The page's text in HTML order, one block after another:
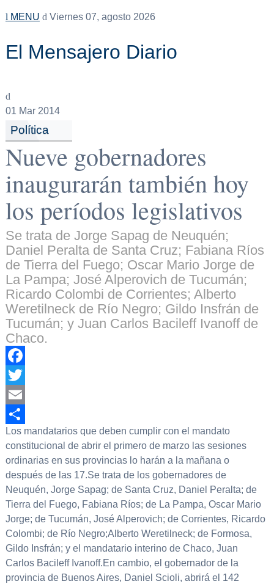
MENU Viernes 07, agosto 2026
El Mensajero Diario
01 Mar 2014
Política
Nueve gobernadores
inaugurarán también hoy
los períodos legislativos
Se trata de Jorge Sapag de Neuquén;
Daniel Peralta de Santa Cruz; Fabiana Ríos
de Tierra del Fuego; Oscar Mario Jorge de
La Pampa; José Alperovich de Tucumán;
Ricardo Colombi de Corrientes; Alberto
Weretilneck de Río Negro; Gildo Insfrán de
Tucumán; y Juan Carlos Bacileff Ivanoff de
Chaco.
Facebook
Twitter
Email
Compartir
Los mandatarios que deben cumplir con el mandato
constitucional de abrir el primero de marzo las sesiones
ordinarias en sus provincias lo harán a la mañana o
después de las 17.Se trata de los gobernadores de
Neuquén, Jorge Sapag; de Santa Cruz, Daniel Peralta; de
Tierra del Fuego, Fabiana Ríos; de La Pampa, Oscar Mario
Jorge; de Tucumán, José Alperovich; de Corrientes, Ricardo
Colombi; de Río Negro;Alberto Weretilneck; de Formosa,
Gildo Insfrán; y el mandatario interino de Chaco, Juan
Carlos Bacileff Ivanoff.En cambio, el gobernador de la
provincia de Buenos Aires, Daniel Scioli, abrirá el 142